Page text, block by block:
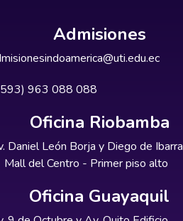
Admisiones
963 088 088
Oficina Riobamba
Daniel León Borja y Diego de Ibarra
Mall del Centro - Primer piso alto
Oficina Guayaquil